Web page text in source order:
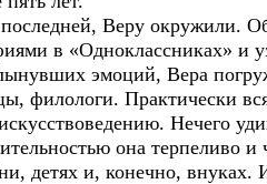
Веру окружили.
в «Одноклассниках» и
эмоций, Вера
филологи. Практически
Нечего
она терпеливо и
детях и, конечно, внуках.